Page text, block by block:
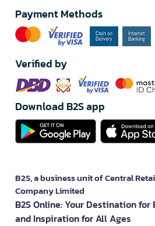
Payment Methods
Verified by
Download B2S app
B2S, a business unit of Central
Company Limited
B2S Online: Your Destination for
and Inspiration for All Ages